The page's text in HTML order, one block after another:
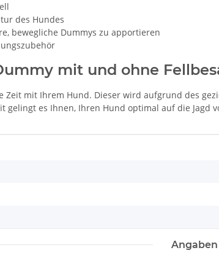
des Hundes
bewegliche Dummys zu apportieren
mit und ohne
Zeit mit Ihrem Hund. Dieser wird aufgrund des
gelingt es Ihnen, Ihren Hund optimal auf die